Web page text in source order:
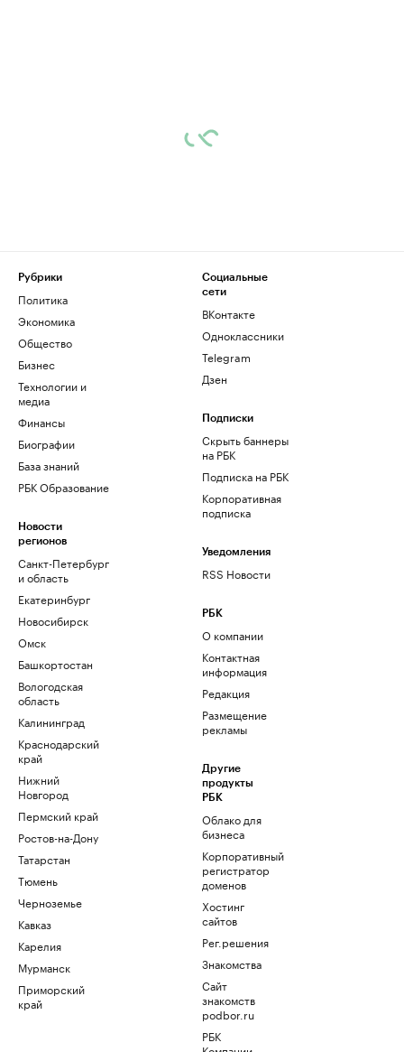
Рубрики
Политика
Экономика
Общество
Бизнес
Технологии и
медиа
Финансы
Биографии
База знаний
РБК Образование
Новости
регионов
Санкт-Петербург
и область
Екатеринбург
Новосибирск
Омск
Башкортостан
Вологодская
область
Калининград
Краснодарский
край
Нижний
Новгород
Пермский край
Ростов-на-Дону
Татарстан
Тюмень
Черноземье
Кавказ
Карелия
Мурманск
Приморский
край
Социальные
сети
ВКонтакте
Одноклассники
Telegram
Дзен
Подписки
Скрыть баннеры
на РБК
Подписка на РБК
Корпоративная
подписка
Уведомления
RSS Новости
РБК
О компании
Контактная
информация
Редакция
Размещение
рекламы
Другие
продукты
РБК
Облако для
бизнеса
Корпоративный
регистратор
доменов
Хостинг
сайтов
Рег.решения
Знакомства
Сайт
знакомств
podbor.ru
РБК